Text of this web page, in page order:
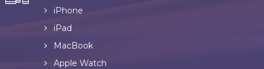
iPhone
iPad
MacBook
Apple Watch